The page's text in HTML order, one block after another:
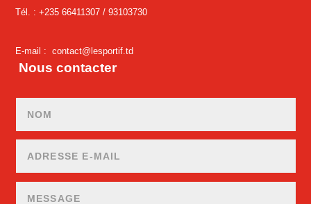
Tél. : +235 66411307 /93103730
E-mail :contact@lesportif.td
Nous contacter